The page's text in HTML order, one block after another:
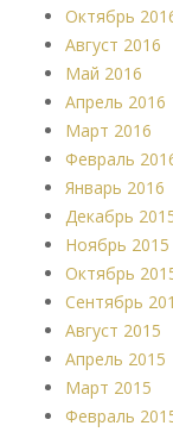
Октябрь
Август 2016
Май 2016
Апрель 2016
Март 2016
Февраль
Январь 2016
Декабрь
Ноябрь 2015
Октябрь
Сентябрь
Август 2015
Апрель 2015
Март 2015
Февраль